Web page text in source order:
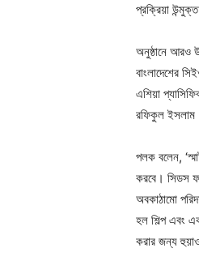
প্রক্রিয়া
অনুষ্ঠানে আরও
বাংলাদেশের
এশিয়া
রফিকুল
পলক বলেন,
করবে। সিডস
অবকাঠামো
হল শিল্প এবং
করার জন্য